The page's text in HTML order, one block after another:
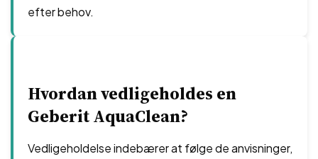
efter behov.
Hvordan vedligeholdes en
Geberit AquaClean?
Vedligeholdelse indebærer at følge de anvisninger,